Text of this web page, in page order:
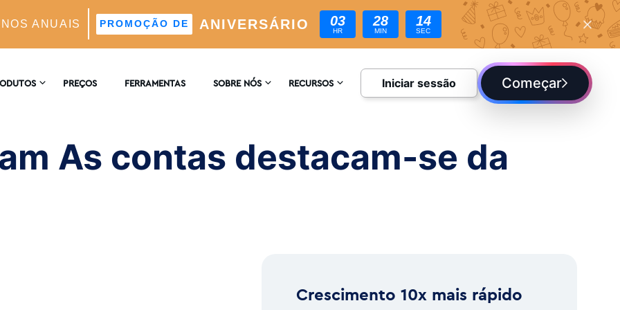
ANUAIS ANIVERSÁRIO
PROMOÇÃO DE 03
HR
28
MIN
12
SEC
Suportado Por IA
PREÇOS FERRAMENTAS SOBRE NÓS
COMENTÁRIOS
RECURSOS
BLOGUE
Iniciar sessão Começar
As contas destacam-se da
Crescimento 10x mais rápido